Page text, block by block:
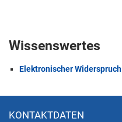
Wissenswertes
Elektronischer Widerspruch
KONTAKTDATEN